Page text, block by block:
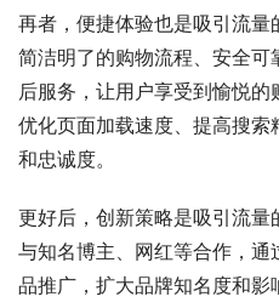
再者，便捷体验也是吸引流
简洁明了的购物流程、安全
后服务，让用户享受到愉悦
优化页面加载速度、提高搜
和忠诚度。
更好后，创新策略是吸引流
与知名博主、网红等合作，
品推广，扩大品牌知名度和